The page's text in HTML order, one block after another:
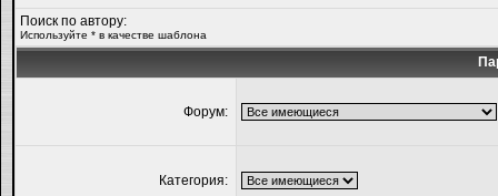
Поиск по автору:
Используйте * в качестве шаблона
Форум:
Категория: